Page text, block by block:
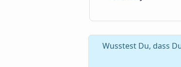
Wusstest Du, dass